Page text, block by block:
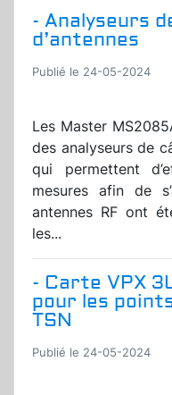
- Analyseurs
d’antennes
Publié le 24-05-2024
Les Master
des analyseurs de
qui permettent
mesures afin de
antennes RF ont
les...
- Carte VPX
pour les
TSN
Publié le 24-05-2024